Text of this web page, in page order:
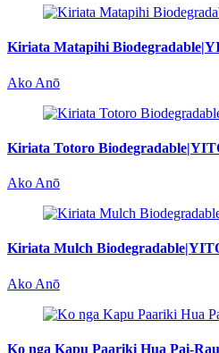
Kiriata Matapihi
Ako Anō
Kiriata Totoro
Ako Anō
Kiriata Mulch
Ako Anō
Ko nga Kapu Paariki Hua Pai-